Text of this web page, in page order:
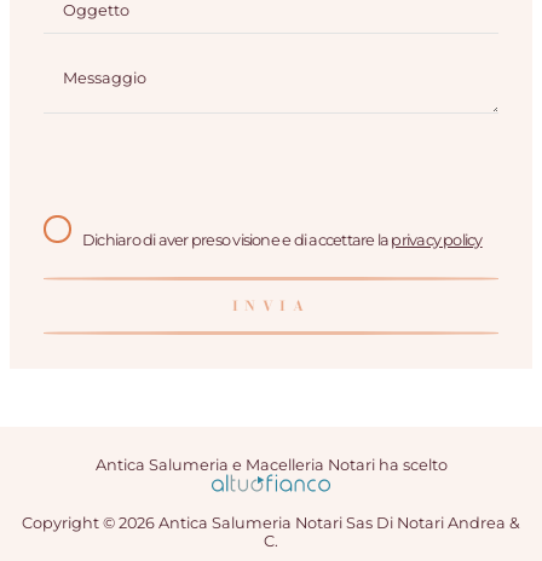
Dichiaro di aver preso visione e di accettare la privacy policy
Antica Salumeria e Macelleria Notari ha scelto
Copyright © 2026 Antica Salumeria Notari Sas Di Notari Andrea &
C.